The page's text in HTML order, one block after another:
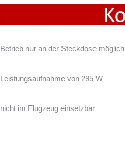
Betrieb nur an der Steckdose möglich
Leistungsaufnahme von 295 W
nicht im Flugzeug einsetzbar